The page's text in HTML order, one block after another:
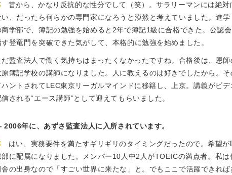
昔から、かなり反抗的な性分でして（笑）。サラリーマンには絶対
い、だったら何らかの専門家になろうと漠然と考えていました。進学
商学部で、簿記の勉強を始めると2年で簿記1級に合格できた。公認
す登竜門を突破できた気がして、本格的に勉強を始めました。
だ監査法人で働く気持ちはまったくなかったですね。合格後は、恩師
原簿記学校の講師になりました。人に教えるのは好きでしたから。そ
ハントされてLEC東京リーガルマインドに移籍し、上京。講義がビデ
信される“エース講師”として迎えてもらいました。
2006年に、あずさ監査法人に入所されています。
はい、実務要件を満たすギリギリのタイミングだったので。希望が
部に配属になりました。メンバー10人中2人がTOEICの満点者。私は
舎の出身なので「すごい世界に来たな」と。でもここで活躍できれば